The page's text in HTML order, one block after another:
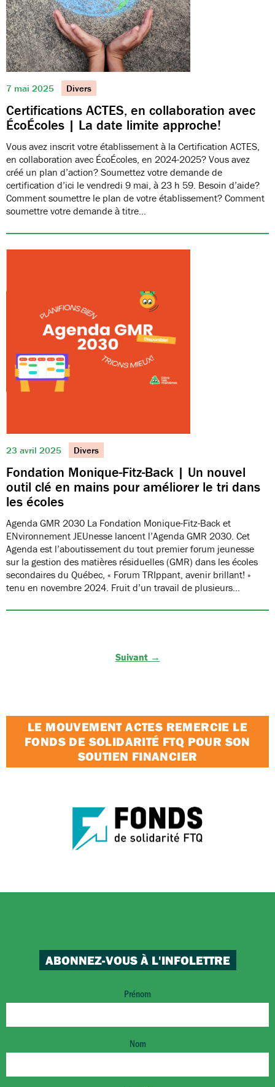
7 mai 2025 Divers
Certifications ACTES, en collaboration avec
ÉcoÉcoles | La date limite approche!
Vous avez inscrit votre établissement à la Certification ACTES,
en collaboration avec ÉcoÉcoles, en 2024-2025? Vous avez
créé un plan d’action? Soumettez votre demande de
certification d’ici le vendredi 9 mai, à 23 h 59. Besoin d’aide?
Comment soumettre le plan de votre établissement? Comment
soumettre votre demande à titre…
23 avril 2025 Divers
Fondation Monique-Fitz-Back | Un nouvel
outil clé en mains pour améliorer le tri dans
les écoles
Agenda GMR 2030 La Fondation Monique-Fitz-Back et
ENvironnement JEUnesse lancent l’Agenda GMR 2030. Cet
Agenda est l’aboutissement du tout premier forum jeunesse
sur la gestion des matières résiduelles (GMR) dans les écoles
secondaires du Québec, « Forum TRIppant, avenir brillant! »
tenu en novembre 2024. Fruit d’un travail de plusieurs…
Suivant →
LE MOUVEMENT ACTES REMERCIE LE
FONDS DE SOLIDARITÉ FTQ POUR SON
SOUTIEN FINANCIER
ABONNEZ-VOUS À L'INFOLETTRE
Prénom
Nom